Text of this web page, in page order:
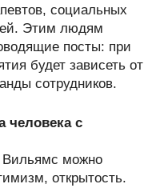
социальных
Этим людям
посты: при
будет зависеть от
сотрудников.
человека с
можно
открытость.